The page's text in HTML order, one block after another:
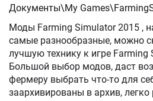
Документы\My
Моды Farming Simulator 2015 , на нашем сайте бывают
самые разнообразные, можно
лучшую технику к игре Farming
Большой выбор модов, даст
фермеру выбрать что-то для
заархивированы в архив,